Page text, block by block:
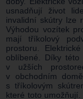
usnadňují život
invalidní skútry lze
Výhodou vozítek
mají tříkolový
prostoru.
oblíbené. Díky této
v užších
v obchodním
s tříkolovým
které toto